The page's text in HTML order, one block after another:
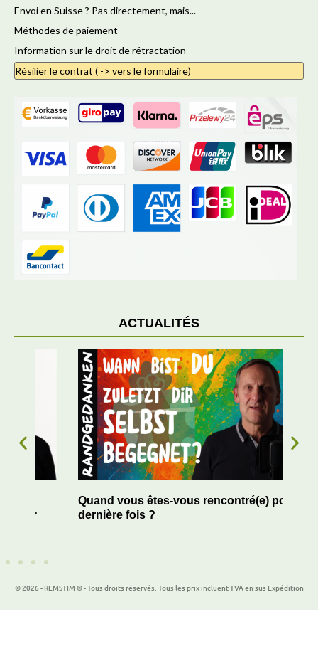
Envoi en Suisse ? Pas directement, mais...
Méthodes de paiement
Information sur le droit de rétractation
Résilier le contrat ( -> vers le formulaire)
ACTUALITÉS
Quand vous êtes-vous rencontré(e) pour la
dernière fois ?
© 2026 - REMSTIM ® - Tous droits réservés. Tous les prix incluent TVA en sus Expédition